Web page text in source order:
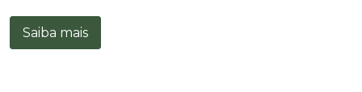
Saiba mais